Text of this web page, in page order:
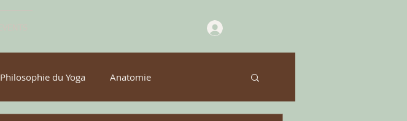
Philosophie du Yoga Anatomie